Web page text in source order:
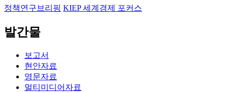
정책연구브리핑 KIEP 세계경제 포커스
발간물
보고서
현안자료
영문자료
멀티미디어자료